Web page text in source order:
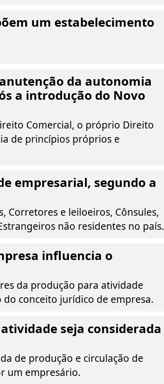
um estabelecimento
da autonomia
a introdução do Novo
Comercial, o próprio Direito
de princípios próprios e
empresarial, segundo a
Corretores e leiloeiros, Cônsules,
não residentes no país.
influencia o
da produção para atividade
conceito jurídico de empresa.
seja considerada
de produção e circulação de
um empresário.